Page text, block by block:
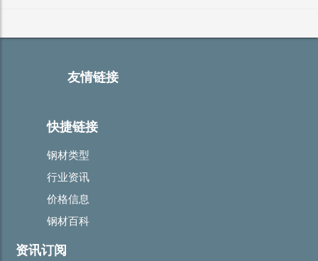
友情链接
快捷链接
钢材类型
行业资讯
价格信息
钢材百科
资讯订阅